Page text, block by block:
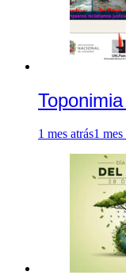
1 mes atrás1 mes